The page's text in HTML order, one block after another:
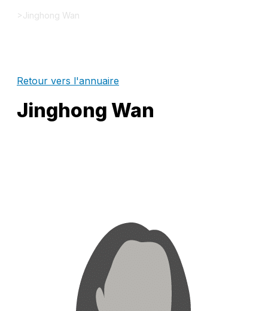
>Jinghong Wan
Retour vers l'annuaire
Jinghong Wan